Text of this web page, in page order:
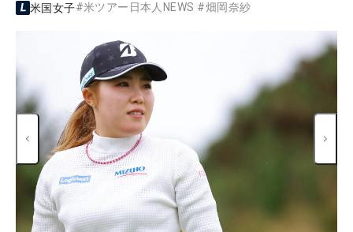
米国女子#米ツアー日本人NEWS #畑岡奈紗